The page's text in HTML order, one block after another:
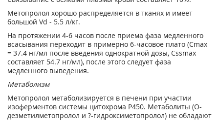
Метопролол хорошо распределяется в тканях и имеет
большой Vd - 5.5 л/кг.
На протяжении 4-6 часов после приема фаза медленного
всасывания переходит в примерно 6-часовое плато (Cmax
= 37.4 нг/мл после введения однократной дозы, Cssmax
составляет 54.7 нг/мл), после этого следует фаза
медленного выведения.
Метаболизм
Метопролол метаболизируется в печени при участии
изоферментов системы цитохрома Р450. Метаболиты (О-
дезметилметопролол и ?-гидроксиметопролол) не обладают